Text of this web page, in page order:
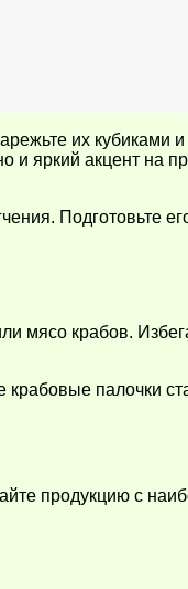
их кубиками
и яркий акцент на
Подготовьте
мясо крабов.
палочки
продукцию с